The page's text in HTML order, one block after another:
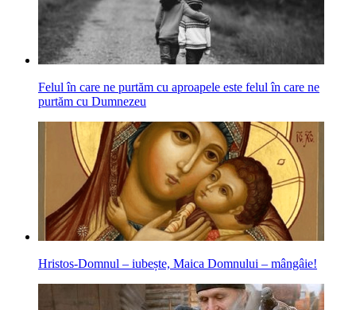
Felul în care ne purtăm cu aproapele este felul în care ne
purtăm cu Dumnezeu
Hristos-Domnul – iubește, Maica Domnului – mângâie!